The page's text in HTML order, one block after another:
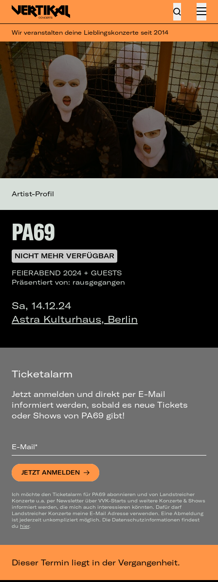
Wir veranstalten deine Lieblingskonzerte seit 2014
PA69
NICHT MEHR VERFÜGBAR
FEIERABEND 2024 + GUESTS
Präsentiert von: rausgegangen
Sa, 14.12.24
Astra Kulturhaus, Berlin
Artist-Profil
Ticketalarm
Jetzt anmelden und direkt per E-Mail
informiert werden, sobald es neue Tickets
oder Shows von PA69 gibt!
E-Mail*
JETZT ANMELDEN
Ich möchte den Ticketalarm für PA69 abonnieren und von Landstreicher
Konzerte u.a. per Newsletter über VVK-Starts und weitere Konzerte & Shows
informiert werden, die mich auch interessieren könnten. Dafür darf
Landstreicher Konzerte meine E-Mail Adresse verwenden. Eine Abmeldung
ist jederzeit unkompliziert möglich. Die Datenschutzinformationen findest
du hier.
Dieser Termin liegt in der Vergangenheit.